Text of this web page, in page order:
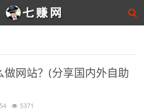
做网站？(分享国内外自助
5371